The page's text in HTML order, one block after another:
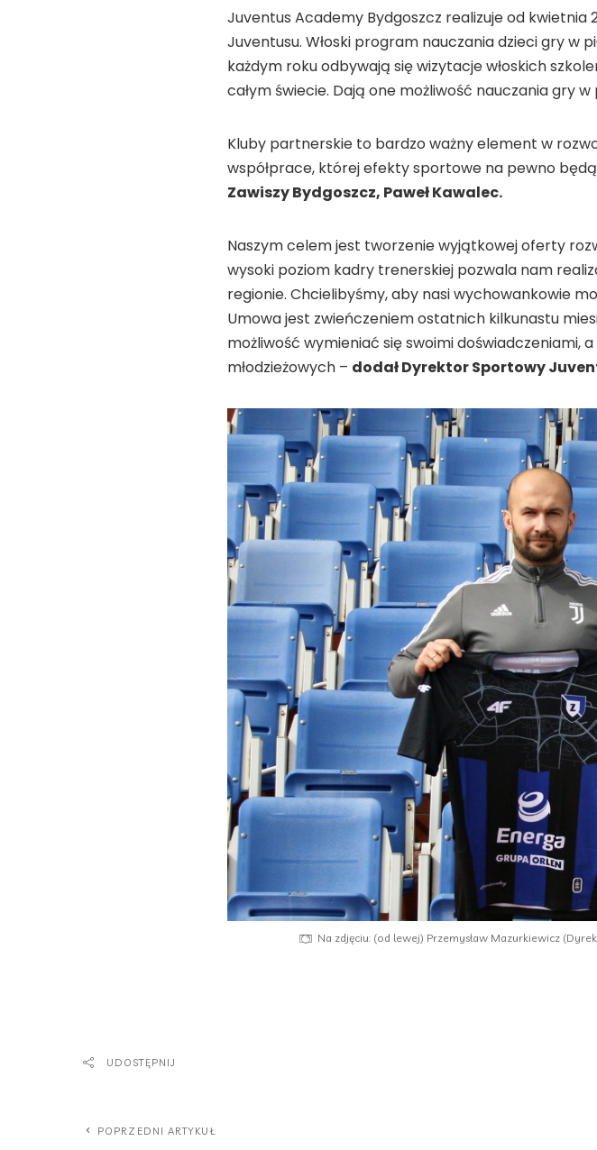
Juventus Academy Bydgoszcz realizuje od kwietnia
Juventusu. Włoski program nauczania dzieci gry w
każdym roku odbywają się wizytacje włoskich
całym świecie. Dają one możliwość nauczania gry
Kluby partnerskie to bardzo ważny element w
współprace, której efekty sportowe na pewno
Zawiszy Bydgoszcz, Paweł Kawalec.
Naszym celem jest tworzenie wyjątkowej oferty
wysoki poziom kadry trenerskiej pozwala nam
regionie. Chcielibyśmy, aby nasi wychowankowie
Umowa jest zwieńczeniem ostatnich kilkunastu
możliwość wymieniać się swoimi doświadczeniami,
młodzieżowych – dodał Dyrektor Sportowy
Na zdjęciu: (od lewej) Przemysław Mazurkiewicz
UDOSTĘPNIJ
POPRZEDNI ARTYKUŁ